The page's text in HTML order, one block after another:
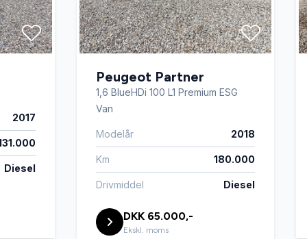
2017
Diesel
Peugeot Partner
1,6 BlueHDi 100 L1 Premium ESG
Van
Modelår 2018
Km 180.000
Drivmiddel Diesel
DKK 65.000,-
Ekskl. moms